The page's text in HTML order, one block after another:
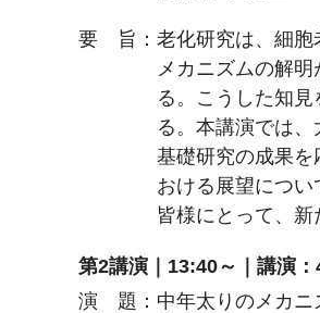
要 旨：老化研究は、細胞
メカニズムの解
る。こうした知
る。本講演では
基礎研究の成果
おける展望につ
皆様にとって、新
第2講演｜13:40～｜講演：
演 題：中年太りのメカニ